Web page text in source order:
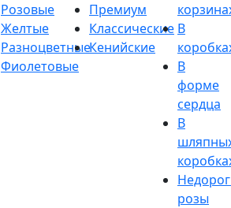
Розовые
Желтые
Разноцветные
Фиолетовые
Премиум
Классические
Кенийские
В
В
форме
сердца
В
розы